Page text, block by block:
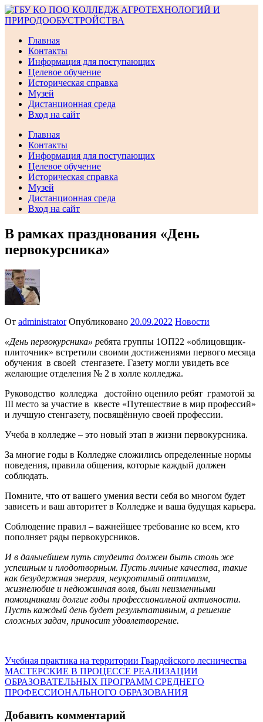
Перейти
к
Главная
Контакты
Информация для поступающих
Целевое обучение
Историческая справка
Музей
Дистанционная среда
Вход на сайт
Главная
Контакты
Информация для поступающих
Целевое обучение
Историческая справка
Музей
Дистанционная среда
Вход на сайт
В рамках празднования «День
первокурсника»
От administrator Опубликовано 20.09.2022 Новости
«День первокурсника» ребята группы 1ОП22 «облицовщик-
плиточник» встретили своими достижениями первого месяца
обучения в своей стенгазете. Газету могли увидеть все
желающие отделения № 2 в холле колледжа.
Руководство колледжа достойно оценило ребят грамотой за
III место за участие в квесте «Путешествие в мир профессий»
и лучшую стенгазету, посвящённую своей профессии.
Учеба в колледже – это новый этап в жизни первокурсника.
За многие годы в Колледже сложились определенные нормы
поведения, правила общения, которые каждый должен
соблюдать.
Помните, что от вашего умения вести себя во многом будет
зависеть и ваш авторитет в Колледже и ваша будущая карьера.
Соблюдение правил – важнейшее требование ко всем, кто
пополняет ряды первокурсников.
И в дальнейшем путь студента должен быть столь же
успешным и плодотворным. Пусть личные качества, такие
как безудержная энергия, неукротимый оптимизм,
жизнелюбие и недюжинная воля, были неизменными
помощниками долгие годы профессиональной активности.
Пусть каждый день будет результативным, а решение
сложных задач, приносит удовлетворение.
Навигация
по
записям
Учебная практика на территории Гвардейского лесничества
МАСТЕРСКИЕ В ПРОЦЕССЕ РЕАЛИЗАЦИИ
ОБРАЗОВАТЕЛЬНЫХ ПРОГРАММ СРЕДНЕГО
ПРОФЕССИОНАЛЬНОГО ОБРАЗОВАНИЯ
Добавить комментарий